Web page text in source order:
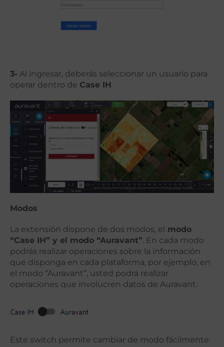
3- Al ingresar, deberás seleccionar un usuario para
operar dentro de Case IH
Modos
La extensión dispone de dos modos, el modo
“Case IH” y el modo “Auravant”. En cada modo
podrás realizar operaciones sobre la información
que disponga en cada plataforma, por ejemplo, en
el modo “Auravant”, usted podrá realizar
operaciones que involucren datos de Auravant.
Este switch permite cambiar de modo fácilmente.